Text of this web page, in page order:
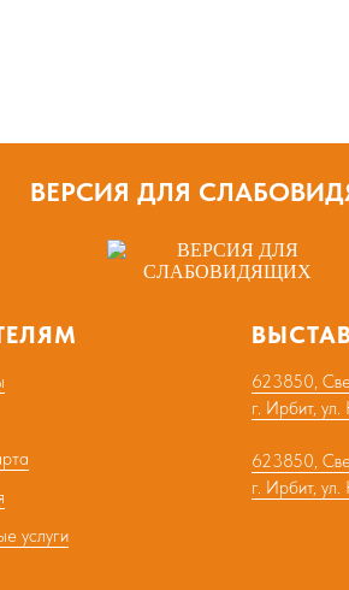
ВЕРСИЯ ДЛЯ
услуги
623850,
г. Ирбит,
623850,
г. Ирбит,